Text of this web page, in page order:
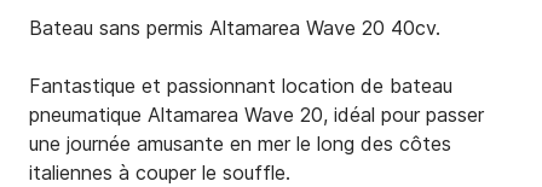
Bateau sans permis Altamarea Wave 20 40cv.
Fantastique et passionnant location de bateau
pneumatique Altamarea Wave 20, idéal pour passer
une journée amusante en mer le long des côtes
italiennes à couper le souffle.